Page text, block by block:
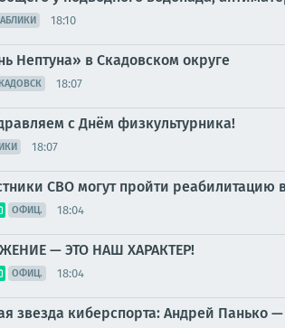
18:10
Нептуна» в Скадовском округе
18:07
с Днём физкультурника!
18:07
СВО могут пройти реабилитацию
ОФИЦ. 18:04
— ЭТО НАШ ХАРАКТЕР!
ОФИЦ. 18:04
звезда киберспорта: Андрей Панько